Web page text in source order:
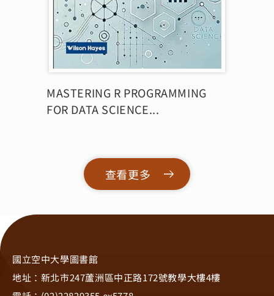
MASTERING R PROGRAMMING
FOR DATA SCIENCE...
查看更多
國立空中大學圖書館
地址：新北市247蘆洲區中正路172號教學大樓4樓